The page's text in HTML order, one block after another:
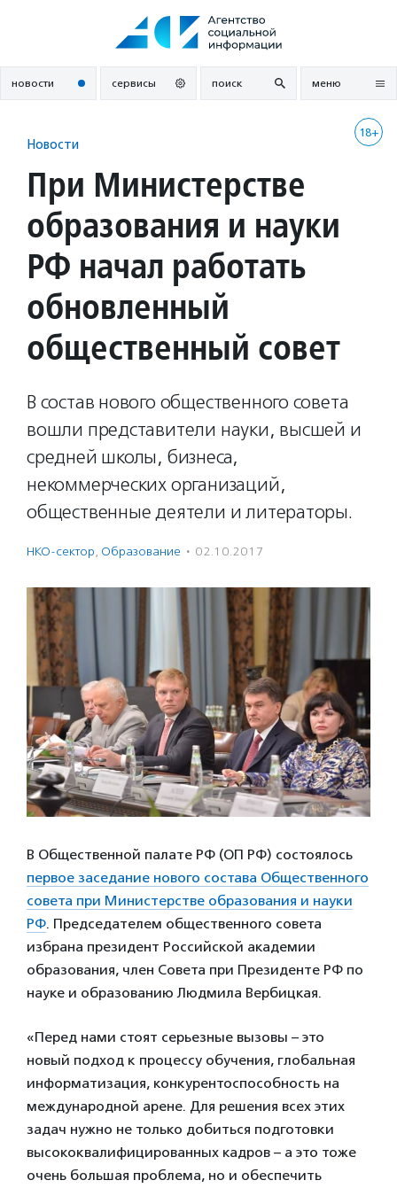
новости сервисы поиск меню
18+
Новости
При Министерстве
образования и науки
РФ начал работать
обновленный
общественный совет
В состав нового общественного совета
вошли представители науки, высшей и
средней школы, бизнеса,
некоммерческих организаций,
общественные деятели и литераторы.
НКО-сектор, Образование · 02.10.2017
В Общественной палате РФ (ОП РФ) состоялось
первое заседание нового состава Общественного
совета при Министерстве образования и науки
РФ. Председателем общественного совета
избрана президент Российской академии
образования, член Совета при Президенте РФ по
науке и образованию Людмила Вербицкая.
«Перед нами стоят серьезные вызовы – это
новый подход к процессу обучения, глобальная
информатизация, конкурентоспособность на
международной арене. Для решения всех этих
задач нужно не только добиться подготовки
высококвалифицированных кадров – а это тоже
очень большая проблема, но и обеспечить